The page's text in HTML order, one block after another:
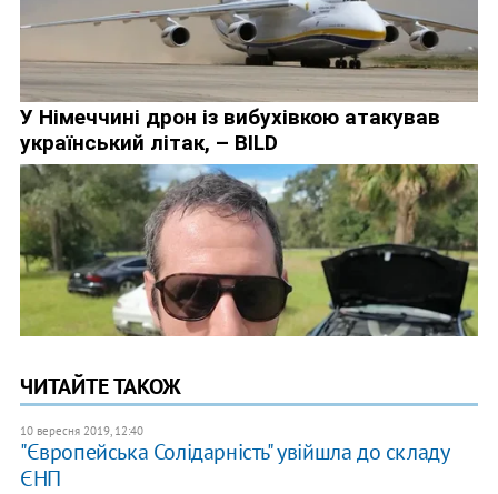
ЧИТАЙТЕ ТАКОЖ
10 вересня 2019, 12:40
"Європейська Солідарність" увійшла до складу
ЄНП